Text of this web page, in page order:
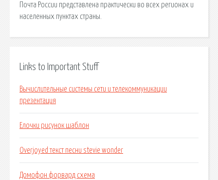
Почта России представлена практически во всех регионах и
населенных пунктах страны.
Links to Important Stuff
Вычислительные системы сети и телекоммуникации
презентация
Елочки рисунок шаблон
Overjoyed текст песни stevie wonder
Домофон форвард схема